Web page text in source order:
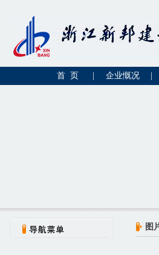
首 页 企业慨况
图